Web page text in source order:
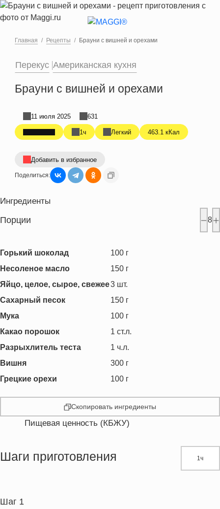
Перейти к основному содержанию
Главная Рецепты Брауни с вишней и орехами
Перекус Американская кухня
Брауни с вишней и орехами
1ч Легкий 463.1 кКал
11 июля 2025 631
Добавить в избранное
Поделиться:
Ингредиенты
Порции 8
Горький шоколад 100 г
Несоленое масло
150 г
Яйцо, целое, сырое, свежее3 шт.
Сахарный песок
150 г
Мука
100 г
Какао порошок
1 ст.л.
Разрыхлитель теста
1 ч.л.
Вишня
300 г
Грецкие орехи
100 г
Скопировать ингредиенты
Пищевая ценность (КБЖУ)
Жиры
Пищевые волокна
Шаги приготовления 1ч
Шаг 1